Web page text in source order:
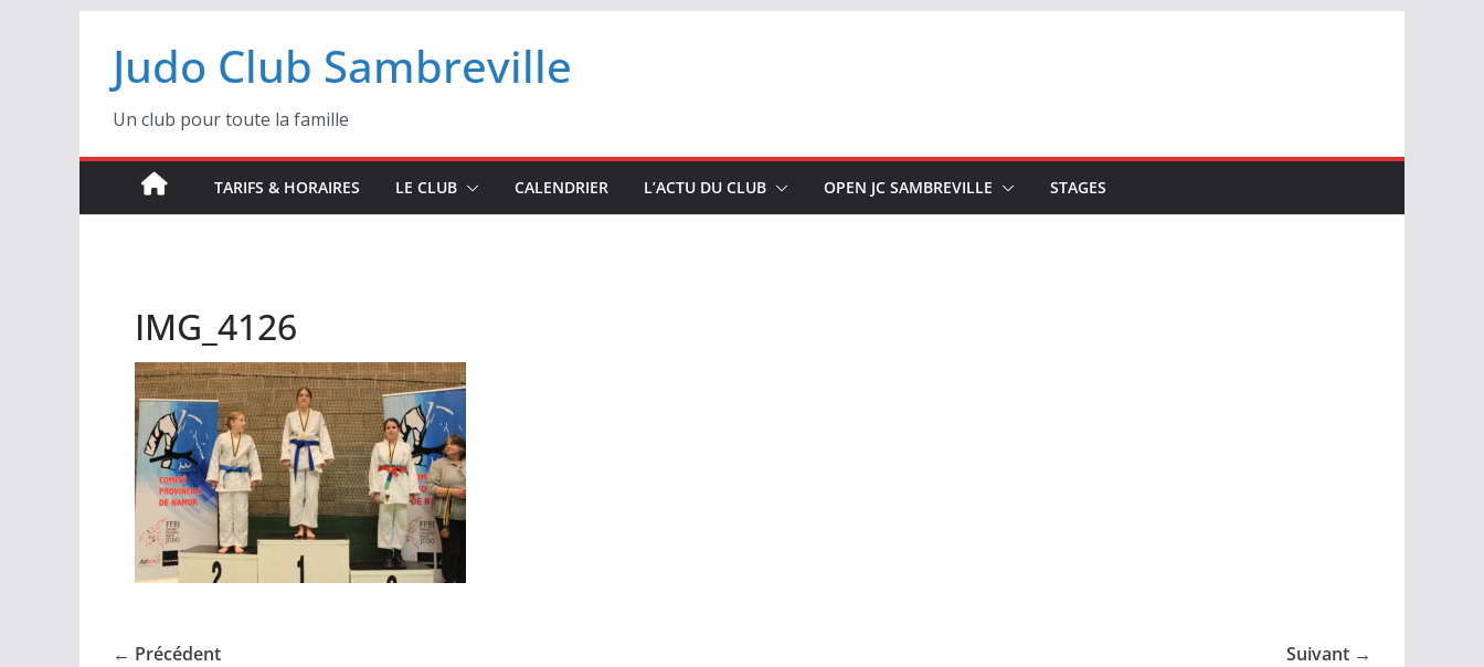
contenu
Judo Club Sambreville
Un club pour toute la famille
TARIFS & HORAIRES LE CLUB CALENDRIER L’ACTU DU CLUB OPEN JC SAMBREVILLE STAGES
IMG_4126
← Précédent Suivant →